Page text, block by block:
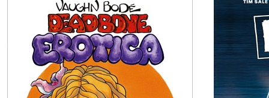
DEADBONE EROTICA
Collection :
Parution :
Prix : 40€